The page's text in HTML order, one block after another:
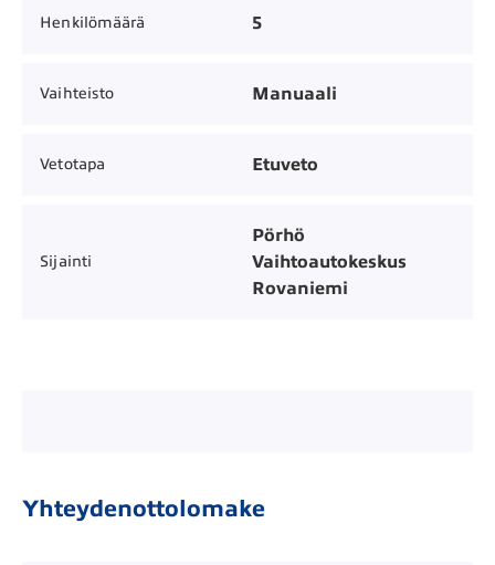
Henkilömäärä 5
Vaihteisto Manuaali
Vetotapa Etuveto
Sijainti
Pörhö
Vaihtoautokeskus
Rovaniemi
Yhteydenottolomake